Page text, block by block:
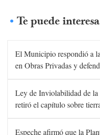
Te puede
El Municipio respondió a
en Obras Privadas y
Ley de Inviolabilidad de
retiró el capítulo sobre
Espeche afirmó que la